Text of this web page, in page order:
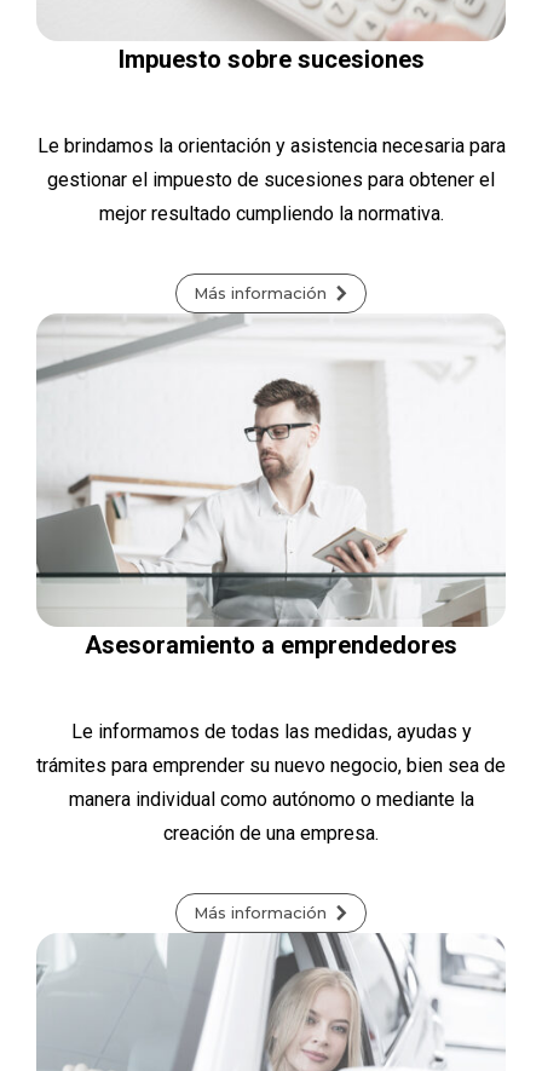
Impuesto sobre sucesiones
Le brindamos la orientación y asistencia necesaria para
gestionar el impuesto de sucesiones para obtener el
mejor resultado cumpliendo la normativa.
Más información
Asesoramiento a emprendedores
Le informamos de todas las medidas, ayudas y
trámites para emprender su nuevo negocio, bien sea de
manera individual como autónomo o mediante la
creación de una empresa.
Más información